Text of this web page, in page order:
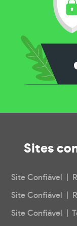
Sites
Site Confiável |
Site Confiável |
Site Confiável |